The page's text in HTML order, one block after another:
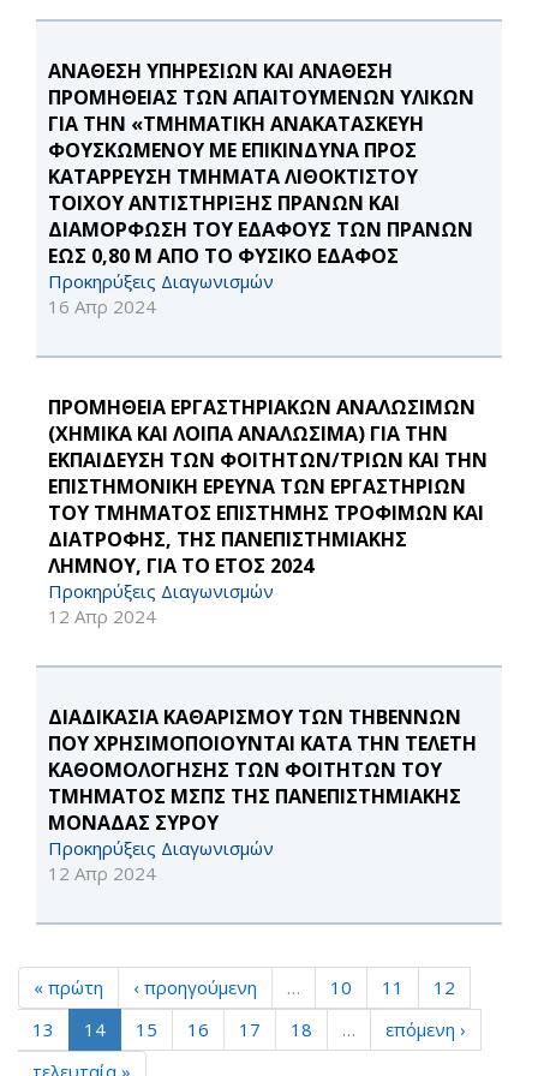
ΑΝΑΘΕΣΗ ΥΠΗΡΕΣΙΩΝ ΚΑΙ ΑΝΑΘΕΣΗ
ΠΡΟΜΗΘΕΙΑΣ ΤΩΝ ΑΠΑΙΤΟΥΜΕΝΩΝ ΥΛΙΚΩΝ
ΓΙΑ ΤΗΝ «ΤΜΗΜΑΤΙΚΗ AΝΑΚΑΤΑΣΚΕΥΗ
ΦΟΥΣΚΩΜΕΝΟΥ ΜΕ ΕΠΙΚΙΝΔΥΝΑ ΠΡΟΣ
ΚΑΤΑΡΡΕΥΣΗ ΤΜΗΜΑΤΑ ΛΙΘΟΚΤΙΣΤΟΥ
ΤΟΙΧΟΥ ΑΝΤΙΣΤΗΡΙΞΗΣ ΠΡΑΝΩΝ ΚΑΙ
ΔΙΑΜΟΡΦΩΣΗ ΤΟΥ ΕΔΑΦΟΥΣ ΤΩΝ ΠΡΑΝΩΝ
ΕΩΣ 0,80 M ΑΠΟ ΤΟ ΦΥΣΙΚΟ ΕΔΑΦΟΣ
Προκηρύξεις Διαγωνισμών
16 Απρ 2024
ΠΡΟΜΗΘΕΙΑ ΕΡΓΑΣΤΗΡΙΑΚΩΝ ΑΝΑΛΩΣΙΜΩΝ
(ΧΗΜΙΚΑ ΚΑΙ ΛΟΙΠΑ ΑΝΑΛΩΣΙΜΑ) ΓΙΑ ΤΗΝ
ΕΚΠΑΙΔΕΥΣΗ ΤΩΝ ΦΟΙΤΗΤΩΝ/ΤΡΙΩΝ ΚΑΙ ΤΗΝ
ΕΠΙΣΤΗΜΟΝΙΚΗ ΕΡΕΥΝΑ ΤΩΝ ΕΡΓΑΣΤΗΡΙΩΝ
ΤΟΥ ΤΜΗΜΑΤΟΣ ΕΠΙΣΤΗΜΗΣ ΤΡΟΦΙΜΩΝ ΚΑΙ
ΔΙΑΤΡΟΦΗΣ, ΤΗΣ ΠΑΝΕΠΙΣΤΗΜΙΑΚΗΣ
ΛΗΜΝΟΥ, ΓΙΑ ΤΟ ΕΤΟΣ 2024
Προκηρύξεις Διαγωνισμών
12 Απρ 2024
ΔΙΑΔΙΚΑΣΙΑ ΚΑΘΑΡΙΣΜΟΥ ΤΩΝ ΤΗΒΕΝΝΩΝ
ΠΟΥ ΧΡΗΣΙΜΟΠΟΙΟΥΝΤΑΙ ΚΑΤΑ ΤΗΝ ΤΕΛΕΤΗ
ΚΑΘΟΜΟΛΟΓΗΣΗΣ ΤΩΝ ΦΟΙΤΗΤΩΝ ΤΟΥ
ΤΜΗΜΑΤΟΣ ΜΣΠΣ ΤΗΣ ΠΑΝΕΠΙΣΤΗΜΙΑΚΗΣ
ΜΟΝΑΔΑΣ ΣΥΡΟΥ
Προκηρύξεις Διαγωνισμών
12 Απρ 2024
« πρώτη ‹ προηγούμενη … 10 11
12
13
14 15 16 17 18 …
επόμενη ›